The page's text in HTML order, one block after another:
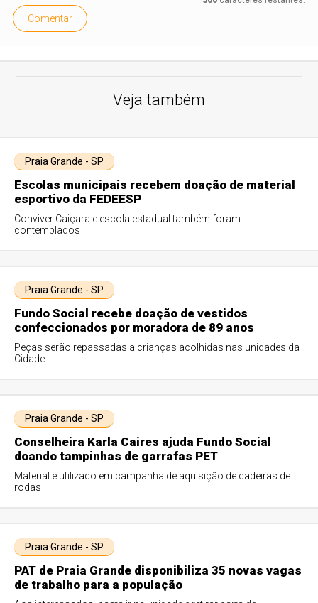
Comentar
Veja também
Praia Grande - SP
Escolas municipais recebem doação de material
esportivo da FEDEESP
Conviver Caiçara e escola estadual também foram
contemplados
Praia Grande - SP
Fundo Social recebe doação de vestidos
confeccionados por moradora de 89 anos
Peças serão repassadas a crianças acolhidas nas unidades da
Cidade
Praia Grande - SP
Conselheira Karla Caires ajuda Fundo Social
doando tampinhas de garrafas PET
Material é utilizado em campanha de aquisição de cadeiras de
rodas
Praia Grande - SP
PAT de Praia Grande disponibiliza 35 novas vagas
de trabalho para a população